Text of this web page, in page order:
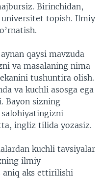
Birinchidan,
topish. Ilmiy
qaysi mavzuda
va masalaning nima
tushuntira olish.
va kuchli asosga ega
Bayon sizning
ingliz tilida yozasiz.
kuchli tavsiyalar
ilmiy
aks ettirilishi